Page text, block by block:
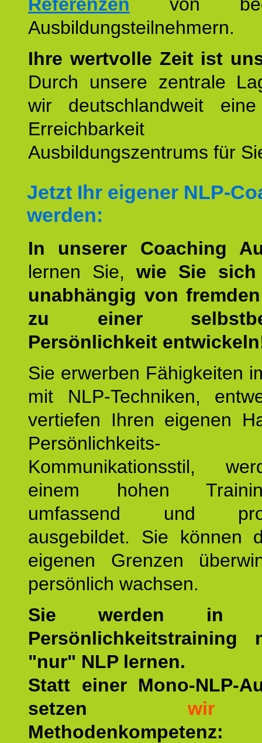
Ausbildungsteilnehmern.
Ihre wertvolle Zeit ist
Durch unsere zentrale
wir deutschlandweit
Erreichbarkeit
Ausbildungszentrums für
Jetzt Ihr eigener NLP-
werden:
In unserer Coaching
lernen Sie, wie Sie
unabhängig von
zu einer
Persönlichkeit
Sie erwerben Fähigkeiten
mit NLP-Techniken,
vertiefen Ihren eigenen
Kommunikationsstil,
einem hohen
umfassend und
ausgebildet. Sie können
eigenen Grenzen
persönlich wachsen.
Sie werden in
Persönlichkeitstraining
"nur" NLP lernen.
Statt einer Mono-NLP-
setzen wir
Methodenkompetenz: